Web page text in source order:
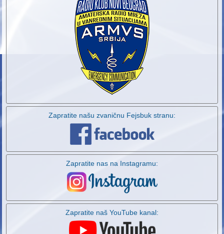
Zapratite našu zvaničnu Fejsbuk stranu:
Zapratite nas na Instagramu:
Zapratite naš YouTube kanal: